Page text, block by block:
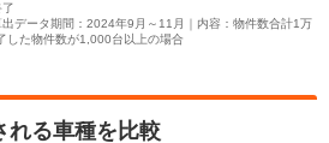
データ期間：2024年9月～11月｜内容：物件数合計1万
した物件数が1,000台以上の場合
れる車種を比較